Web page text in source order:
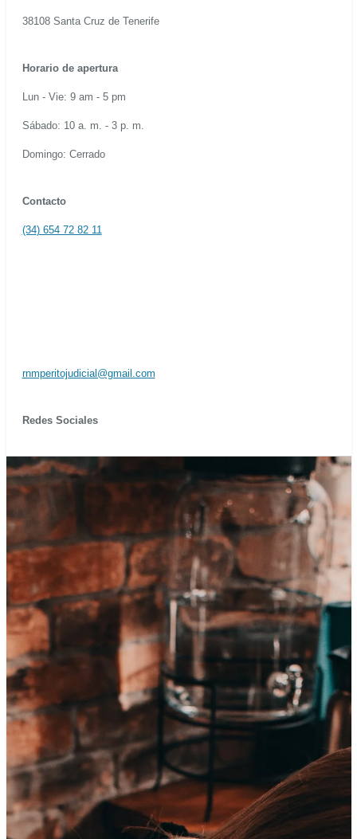
38108 Santa Cruz de Tenerife
Horario de apertura
Lun - Vie: 9 am - 5 pm
Sábado: 10 a. m. - 3 p. m.
Domingo: Cerrado
Contacto
(34) 654 72 82 11
rnmperitojudicial@gmail.com
Redes Sociales